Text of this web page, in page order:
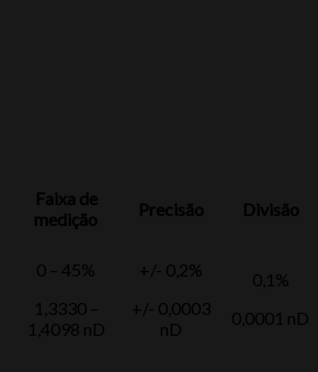
Faixa de
medição
Precisão Divisão
0 – 45%
1,3330 –
1,4098 nD
+/- 0,2%
+/- 0,0003
nD
0,1%
0,0001 nD